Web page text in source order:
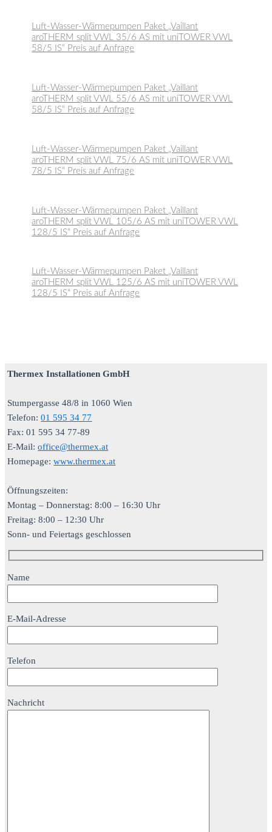
Luft-Wasser-Wärmepumpen Paket „Vaillant
aroTHERM split VWL 35/6 AS mit uniTOWER VWL
58/5 IS“ Preis auf Anfrage
Luft-Wasser-Wärmepumpen Paket „Vaillant
aroTHERM split VWL 55/6 AS mit uniTOWER VWL
58/5 IS“ Preis auf Anfrage
Luft-Wasser-Wärmepumpen Paket „Vaillant
aroTHERM split VWL 75/6 AS mit uniTOWER VWL
78/5 IS“ Preis auf Anfrage
Luft-Wasser-Wärmepumpen Paket „Vaillant
aroTHERM split VWL 105/6 AS mit uniTOWER VWL
128/5 IS“ Preis auf Anfrage
Luft-Wasser-Wärmepumpen Paket „Vaillant
aroTHERM split VWL 125/6 AS mit uniTOWER VWL
128/5 IS“ Preis auf Anfrage
Thermex Installationen GmbH
Stumpergasse 48/8 in 1060 Wien
Telefon:01 595 34 77
Fax: 01 595 34 77-89
E-Mail:office@thermex.at
Homepage:www.thermex.at
Öffnungszeiten:
Montag – Donnerstag: 8:00 – 16:30 Uhr
Freitag: 8:00 – 12:30 Uhr
Sonn- und Feiertags geschlossen
Name
E-Mail-Adresse
Telefon
Nachricht